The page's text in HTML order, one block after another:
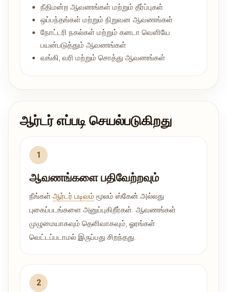
நீதிமன்ற ஆவணங்கள் மற்றும் தீர்ப்புகள்
ஒப்பந்தங்கள் மற்றும் நிறுவன ஆவணங்கள்
நோட்டரி நகல்கள் மற்றும் கனடா வெளியே
பயன்படுத்தும் ஆவணங்கள்
வங்கி, வரி மற்றும் சொத்து ஆவணங்கள்
ஆர்டர் எப்படி செயல்படுகிறது
ஆவணங்களை பதிவேற்றவும்
நீங்கள் ஆர்டர் படிவம் மூலம் ஸ்கேன் அல்லது
புகைப்படங்களை அனுப்புகிறீர்கள். ஆவணங்கள்
முழுமையாகவும் தெளிவாகவும், ஓரங்கள்
வெட்டப்படாமல் இருப்பது சிறந்தது.